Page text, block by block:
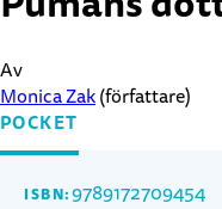
Av
Monica Zak(författare)
POCKET
ISBN:9789172709454